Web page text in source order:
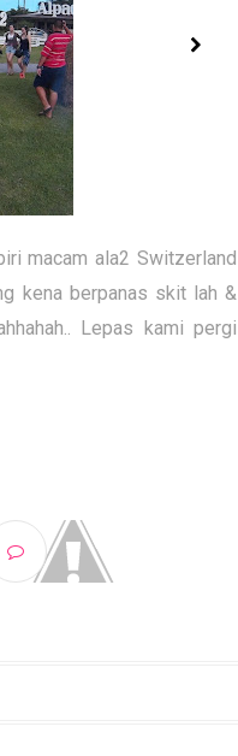
macam ala2 Switzerland
kena berpanas skit lah &
Lepas kami pergi